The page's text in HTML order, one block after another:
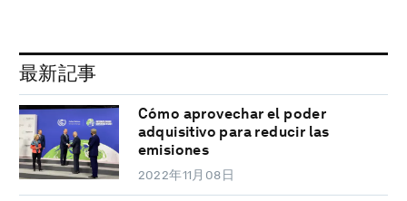
最新記事
Cómo aprovechar el poder
adquisitivo para reducir las
emisiones
2022年11月08日